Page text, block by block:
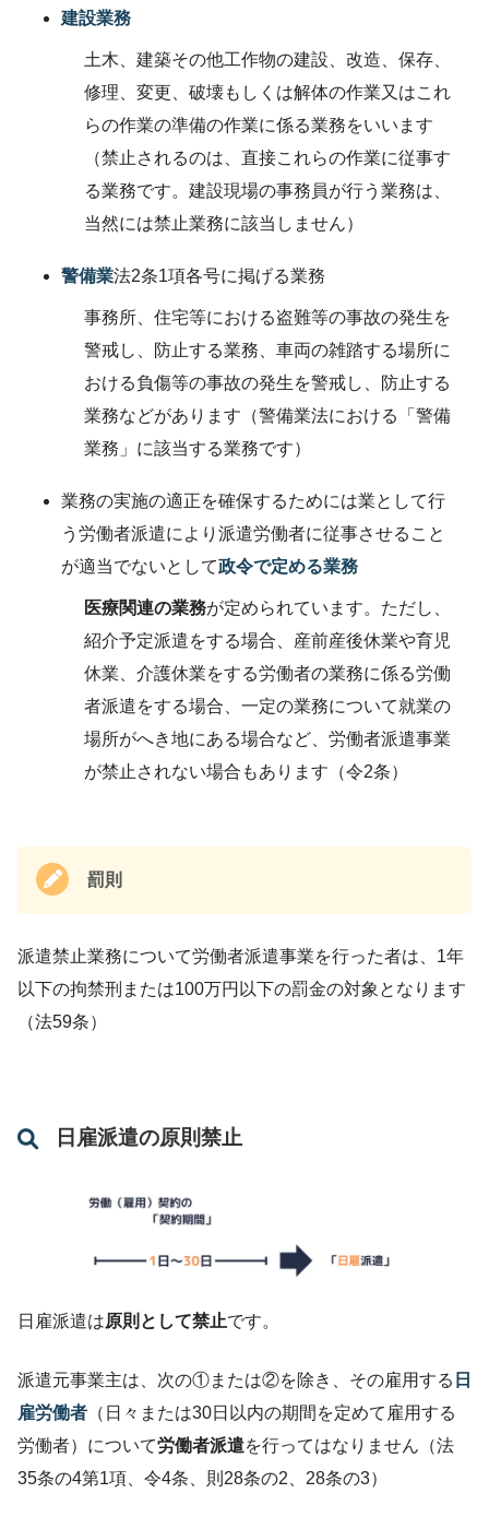
建設業務
土木、建築その他工作物の建設、改造、保存、
修理、変更、破壊もしくは解体の作業又はこれ
らの作業の準備の作業に係る業務をいいます
（禁止されるのは、直接これらの作業に従事す
る業務です。建設現場の事務員が行う業務は、
当然には禁止業務に該当しません）
警備業法2条1項各号に掲げる業務
事務所、住宅等における盗難等の事故の発生を
警戒し、防止する業務、車両の雑踏する場所に
おける負傷等の事故の発生を警戒し、防止する
業務などがあります（警備業法における「警備
業務」に該当する業務です）
業務の実施の適正を確保するためには業として行
う労働者派遣により派遣労働者に従事させること
が適当でないとして政令で定める業務
医療関連の業務が定められています。ただし、
紹介予定派遣をする場合、産前産後休業や育児
休業、介護休業をする労働者の業務に係る労働
者派遣をする場合、一定の業務について就業の
場所がへき地にある場合など、労働者派遣事業
が禁止されない場合もあります（令2条）
罰則
派遣禁止業務について労働者派遣事業を行った者は、1年
以下の拘禁刑または100万円以下の罰金の対象となります
（法59条）
日雇派遣の原則禁止
日雇派遣は原則として禁止です。
派遣元事業主は、次の①または②を除き、その雇用する 日
雇労働者 （日々または30日以内の期間を定めて雇用する
労働者）について労働者派遣を行ってはなりません（法
35条の4第1項、令4条、則28条の2、28条の3）